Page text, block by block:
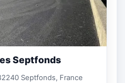
Septfonds
Septfonds, France